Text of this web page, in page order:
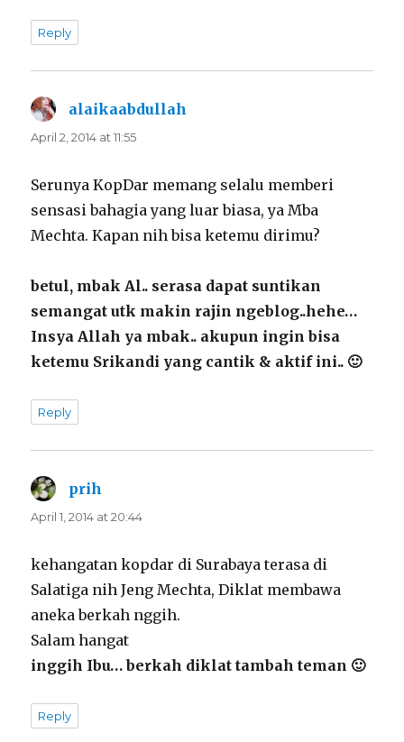
Reply
alaikaabdullah
April 2, 2014 at 11:55
Serunya KopDar memang selalu memberi
sensasi bahagia yang luar biasa, ya Mba
Mechta. Kapan nih bisa ketemu dirimu?
betul, mbak Al.. serasa dapat suntikan
semangat utk makin rajin ngeblog..hehe…
Insya Allah ya mbak.. akupun ingin bisa
ketemu Srikandi yang cantik & aktif ini.. 🙂
Reply
prih
April 1, 2014 at 20:44
kehangatan kopdar di Surabaya terasa di
Salatiga nih Jeng Mechta, Diklat membawa
aneka berkah nggih.
Salam hangat
inggih Ibu… berkah diklat tambah teman 🙂
Reply